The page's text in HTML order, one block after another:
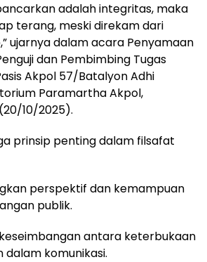
adalah integritas, maka
terang, meski direkam dari
ujarnya dalam acara Penyamaan
dan Pembimbing Tugas
Akpol 57/Batalyon Adhi
Paramartha Akpol,
10/2025).
prinsip penting dalam filsafat
perspektif dan kemampuan
publik.
antara keterbukaan
komunikasi.